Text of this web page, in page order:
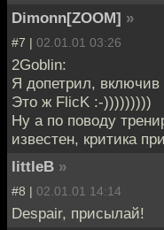
Dimonn[ZOOM] »
#7 | 02.01.01 03:26
2Goblin:
Я допетрил,
Это ж FlicK :-)))))))))
Ну а по поводу
известен, критика
littleB »
#8 | 02.01.01 14:14
Despair, присылай!